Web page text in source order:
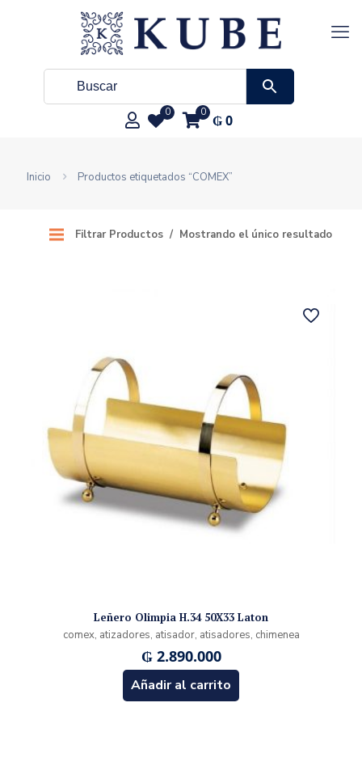
0 0 ₲0
Inicio Productos etiquetados “COMEX”
Filtrar Productos Mostrando el único resultado
Leñero Olimpia H.34 50X33 Laton
comex, atizadores, atisador, atisadores, chimenea
₲2.890.000
Añadir al carrito